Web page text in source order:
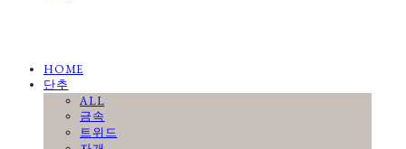
HOME
단추
ALL
금속
트위드